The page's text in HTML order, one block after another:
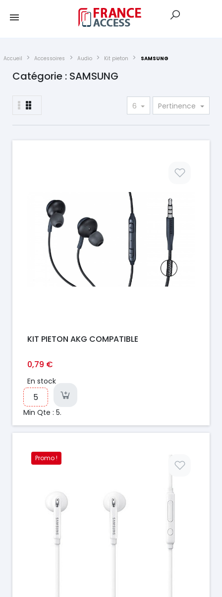
Accueil Accessoires Audio Kit pieton SAMSUNG
Catégorie : SAMSUNG
6 Pertinence
KIT PIETON AKG COMPATIBLE
0,79 €
En stock
Min Qte : 5.
Promo !